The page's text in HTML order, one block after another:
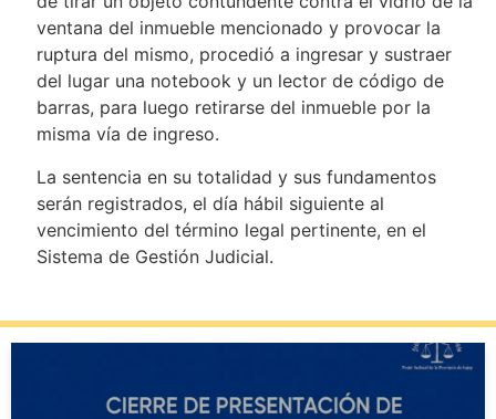
ventana del inmueble mencionado y provocar la
ruptura del mismo, procedió a ingresar y sustraer
del lugar una notebook y un lector de código de
barras, para luego retirarse del inmueble por la
misma vía de ingreso.
La sentencia en su totalidad y sus fundamentos
serán registrados, el día hábil siguiente al
vencimiento del término legal pertinente, en el
Sistema de Gestión Judicial.